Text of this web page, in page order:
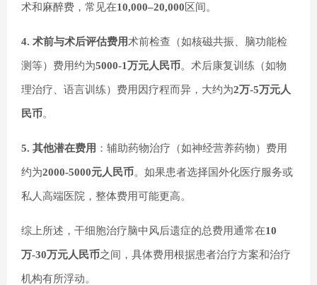
术和麻醉费，常见在10,000–20,000 区间。
4. 术前与术后评估费用术前检查（如核磁共振、脑功能检
测等）费用约为5000-1万元人民币。术后康复训练（如物
理治疗、语言训练）费用因疗程而异，大约为2万-5万元人
民币。
5. 其他潜在费用 ：辅助药物治疗（如神经营养药物）费用
约为2000-5000元人民币。如果患者选择国外化医疗服务或
私人高端医院，整体费用可能更高。
综上所述，干细胞治疗脑中风后遗症的总费用通常在10
万-30万元人民币之间，具体费用根据患者治疗方案和治疗
机构有所浮动。